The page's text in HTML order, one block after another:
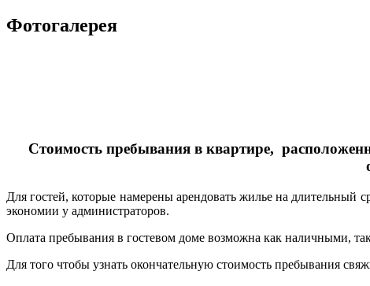
Фотогалерея
Стоимость пребывания в квартире,
Для гостей, которые намерены арендовать жилье на длительный
экономии у администраторов.
Оплата пребывания в гостевом доме возможна как наличными,
Для того чтобы узнать окончательную стоимость пребывания